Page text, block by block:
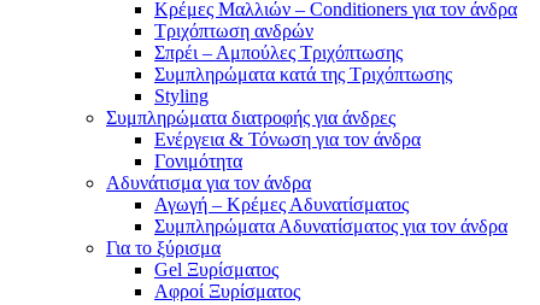
Κρέμες Μαλλιών – Conditioners για τον άνδρα
Τριχόπτωση ανδρών
Σπρέι – Αμπούλες Τριχόπτωσης
Συμπληρώματα κατά της Τριχόπτωσης
Styling
Συμπληρώματα διατροφής για άνδρες
Ενέργεια & Τόνωση για τον άνδρα
Γονιμότητα
Αδυνάτισμα για τον άνδρα
Αγωγή – Κρέμες Αδυνατίσματος
Συμπληρώματα Αδυνατίσματος για τον άνδρα
Για το ξύρισμα
Gel Ξυρίσματος
Αφροί Ξυρίσματος